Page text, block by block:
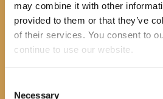
may combine it with other
provided to them or that they’ve
of their services. You consent to
continue to use our website.
Necessary
No image description ...